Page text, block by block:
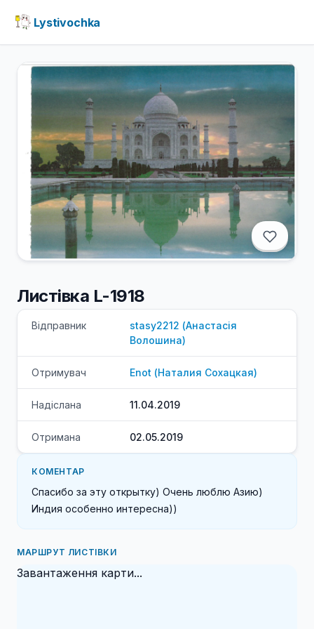
Lystivochka
Листівка L-1918
Відправник stasy2212 (Анастасія
Волошина)
Отримувач Enot (Наталия Сохацкая)
Надіслана 11.04.2019
Отримана 02.05.2019
КОМЕНТАР
Спасибо за эту открытку) Очень люблю Азию)
Индия особенно интересна))
МАРШРУТ ЛИСТІВКИ
Завантаження карти...